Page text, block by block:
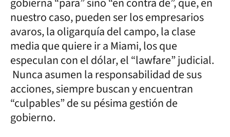
nuestro caso, pueden ser los empresarios
avaros, la oligarquía del campo, la clase
media que quiere ir a Miami, los que
especulan con el dólar, el “lawfare” judicial.
Nunca asumen la responsabilidad de sus
acciones, siempre buscan y encuentran
“culpables” de su pésima gestión de
gobierno.